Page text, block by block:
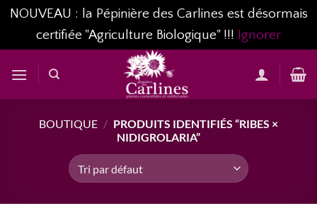
NOUVEAU : la Pépinière des Carlines est désormais
certifiée "Agriculture Biologique" !!! Ignorer
BOUTIQUE / PRODUITS IDENTIFIÉS “RIBES ×
NIDIGROLARIA”